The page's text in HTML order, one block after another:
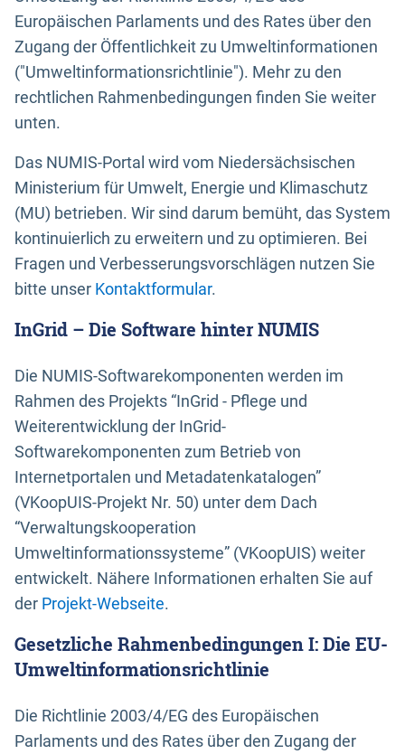
Europäischen Parlaments und des Rates über den
Zugang der Öffentlichkeit zu Umweltinformationen
("Umweltinformationsrichtlinie"). Mehr zu den
rechtlichen Rahmenbedingungen finden Sie weiter
unten.
Das NUMIS-Portal wird vom Niedersächsischen
Ministerium für Umwelt, Energie und Klimaschutz
(MU) betrieben. Wir sind darum bemüht, das System
kontinuierlich zu erweitern und zu optimieren. Bei
Fragen und Verbesserungsvorschlägen nutzen Sie
bitte unser Kontaktformular.
InGrid – Die Software hinter NUMIS
Die NUMIS-Softwarekomponenten werden im
Rahmen des Projekts “InGrid - Pflege und
Weiterentwicklung der InGrid-
Softwarekomponenten zum Betrieb von
Internetportalen und Metadatenkatalogen”
(VKoopUIS-Projekt Nr. 50) unter dem Dach
“Verwaltungskooperation
Umweltinformationssysteme” (VKoopUIS) weiter
entwickelt. Nähere Informationen erhalten Sie auf
der Projekt-Webseite.
Gesetzliche Rahmenbedingungen I: Die EU-
Umweltinformationsrichtlinie
Die Richtlinie 2003/4/EG des Europäischen
Parlaments und des Rates über den Zugang der